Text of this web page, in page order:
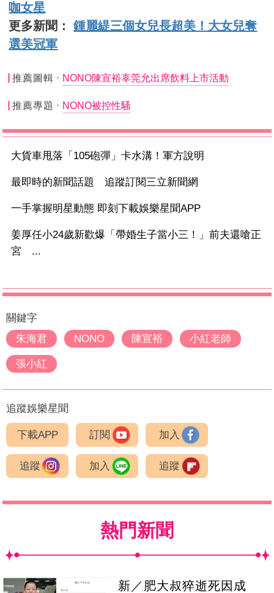
咖女星
更多新聞：鍾麗緹三個女兒長超美！大女兒奪
選美冠軍
推薦圖輯 NONO陳宣裕辜莞允出席飲料上市活動
推薦專題 NONO被控性騷
大貨車甩落「105砲彈」卡水溝！軍方說明
最即時的新聞話題 追蹤訂閱三立新聞網
一手掌握明星動態 即刻下載娛樂星聞APP
姜厚任小24歲新歡爆「帶婚生子當小三！」前夫還嗆正
宮 ...
關鍵字
朱海君
NONO 陳宣裕 小紅老師
張小紅
追蹤娛樂星聞
下載APP 訂閱 加入
追蹤 加入 追蹤
熱門新聞
新／肥大叔猝逝死因成